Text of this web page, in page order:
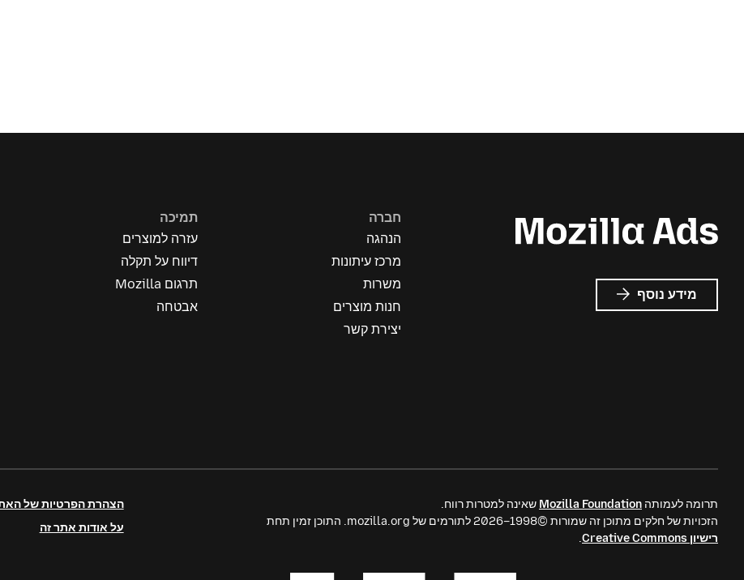
מידע נוסף על
פרסומות
חברה
הנהגה
מרכז עיתונות
משרות
חנות מוצרים
יצירת קשר
תמיכה
עזרה למוצרים
דיווח על תקלה
תרגום Mozilla
אבטחה
תרומה לעמותה Mozilla Foundation שאינה למטרות רווח.
הזכויות של חלקים מתוכן זה שמורות ©1998–2026 לתורמים של mozilla.org. התוכן זמין תחת
רישיון Creative Commons
.
הצהרת הפרטיות של
על אודות אתר זה